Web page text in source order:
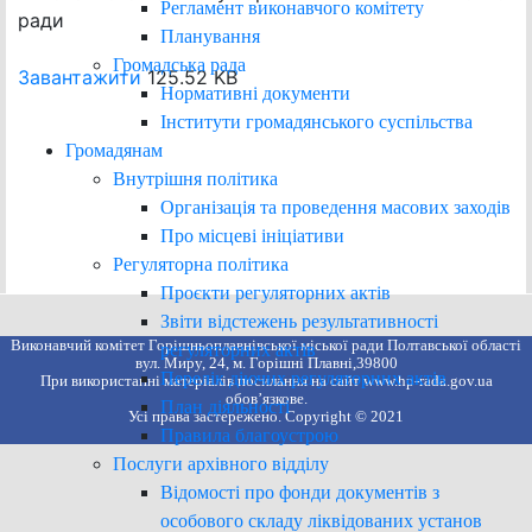
Регламент виконавчого комітету
Планування
Громадська рада
Нормативні документи
Інститути громадянського суспільства
Громадянам
Внутрішня політика
Організація та проведення масових заходів
Про місцеві ініціативи
Регуляторна політика
Проєкти регуляторних актів
Звіти відстежень результативності
регуляторних актів
Перелік діючих регуляторних актів
План діяльності
Правила благоустрою
Послуги архівного відділу
Відомості про фонди документів з
особового складу ліквідованих установ
ради
Завантажити125.52 KB
Виконавчий комітет Горішньоплавнівської міської ради Полтавської області
вул. Миру, 24, м. Горішні Плавні,39800
При використанні матеріалів посилання на сайт www.hp-rada.gov.ua
обов’язкове.
Усі права застережено. Copyright © 2021